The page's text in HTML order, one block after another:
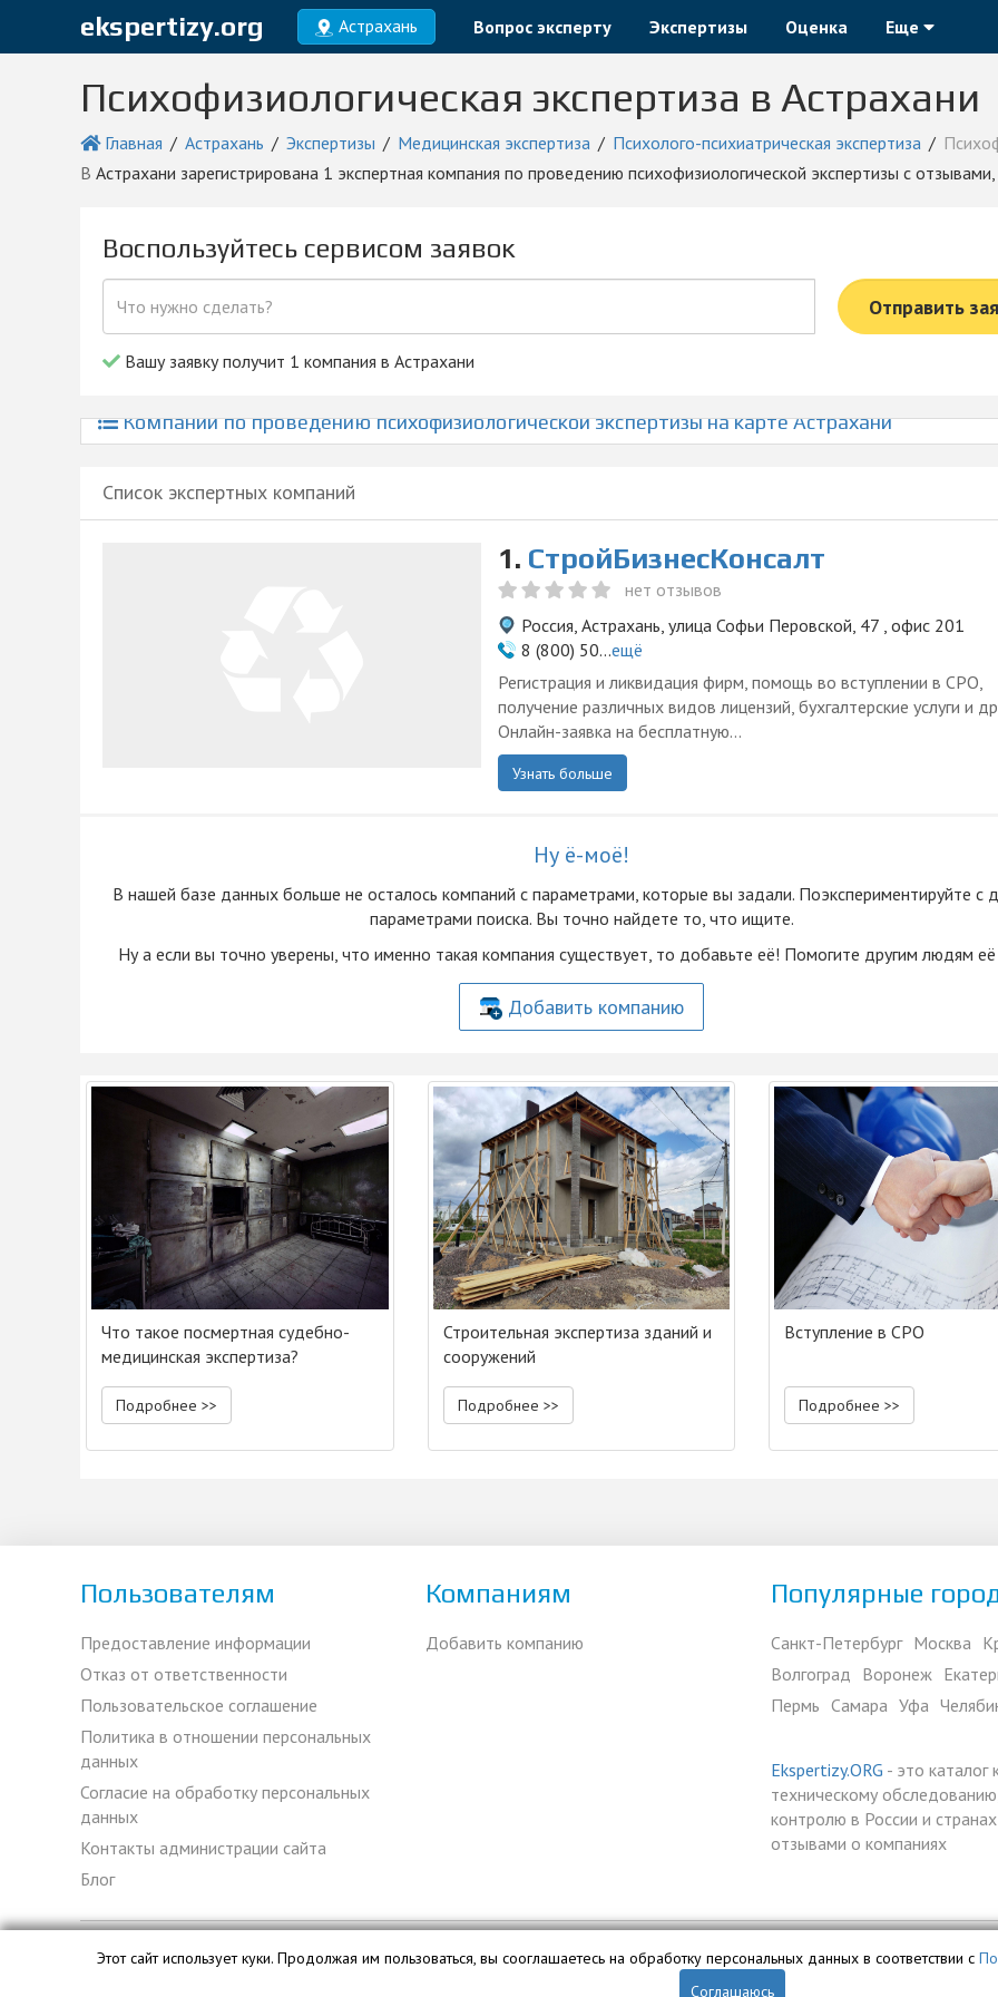
ekspertizy.org Астрахань Вопрос эксперту Экспертизы Оценка Еще
Психофизиологическая экспертиза в Астрахани
Главная Астрахань Экспертизы Медицинская экспертиза Психолого-психиатрическая экспертиза
в Астрахани зарегистрирована 1 экспертная компания по проведению психофизиологической экспертизы с
Воспользуйтесь сервисом заявок
Отправить
Вашу заявку получит 1 компания в Астрахани
Компании по проведению психофизиологической экспертизы на карте Астрахани
Список экспертных компаний
1. СтройБизнесКонсалт
нет отзывов
Россия, Астрахань, улица Софьи Перовской, 47 , офис 201
8 (800) 50...ещё
Регистрация и ликвидация фирм, помощь во вступлении в СРО,
получение различных видов лицензий, бухгалтерские услуги и
Онлайн-заявка на бесплатную...
Узнать больше
Ну ё-моё!
В нашей базе данных больше не осталоcь компаний с параметрами, которые вы задали. Поэкспериментируйте с
параметрами поиска. Вы точно найдете то, что ищите.
Ну а если вы точно уверены, что именно такая компания существует, то добавьте её! Помогите другим людям
Добавить компанию
Что такое посмертная судебно-
медицинская экспертиза?
Подробнее >>
Строительная экспертиза зданий и
сооружений
Подробнее >>
Вступление в СРО
Подробнее >>
Пользователям
Предоставление информации
Отказ от ответственности
Пользовательское соглашение
Политика в отношении персональных
данных
Согласие на обработку персональных
данных
Контакты администрации сайта
Блог
Компаниям
Добавить компанию
Популярные
Санкт-Петербург Москва
Волгоград Воронеж
Пермь Самара Уфа
Ekspertizy.ORG - это каталог
техническому
контролю в России и
отзывами о компаниях
База данных сайта ekspertizy.org является интеллектуальной собственностью ООО «Профит» и охраняется законом.
Этот сайт использует куки. Продолжая им пользоваться, вы сооглашаетесь на обработку персональных данных в соответствии с
Соглашаюсь